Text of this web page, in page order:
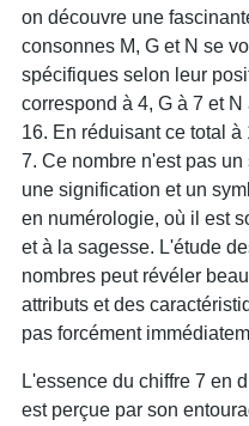
on découvre une
consonnes M, G et N se
spécifiques selon leur
correspond à 4, G à 7 et
16. En réduisant ce total
7. Ce nombre n'est pas
une signification et un
en numérologie, où il est
et à la sagesse. L'étude
nombres peut révéler
attributs et des
pas forcément
L'essence du chiffre 7 en
est perçue par son